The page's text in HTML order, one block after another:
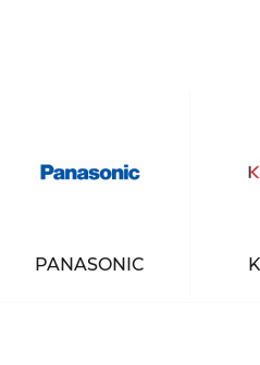
PANASONIC